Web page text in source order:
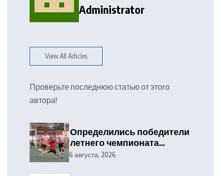
Administrator
View All Articles
Проверьте последнюю статью от этого
автора!
Определились победители
летнего чемпионата
Дятлово по мини-футболу
6 августа, 2026